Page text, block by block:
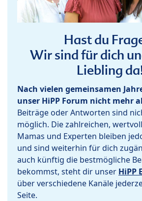
Hast du
Wir sind für dich
Liebling
Nach vielen gemeinsamen
unser HiPP Forum nicht mehr
Beiträge oder Antworten sind
möglich. Die zahlreichen,
Mamas und Experten bleiben
und sind weiterhin für dich
auch künftig die bestmögliche
bekommst, steht dir unser HiPP
über verschiedene Kanäle
Seite.